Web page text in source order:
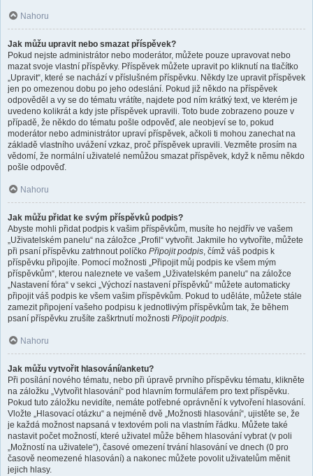
Nahoru
Jak můžu upravit nebo smazat příspěvek?
Pokud nejste administrátor nebo moderátor, můžete pouze upravovat nebo
mazat svoje vlastní příspěvky. Příspěvek můžete upravit po kliknutí na tlačítko
„Upravit“, které se nachází v příslušném příspěvku. Někdy lze upravit příspěvek
jen po omezenou dobu po jeho odeslání. Pokud již někdo na příspěvek
odpověděl a vy se do tématu vrátíte, najdete pod ním krátký text, ve kterém je
uvedeno kolikrát a kdy jste příspěvek upravili. Toto bude zobrazeno pouze v
případě, že někdo do tématu pošle odpověď, ale neobjeví se to, pokud
moderátor nebo administrátor upraví příspěvek, ačkoli ti mohou zanechat na
základě vlastního uvážení vzkaz, proč příspěvek upravili. Vezměte prosím na
vědomí, že normální uživatelé nemůžou smazat příspěvek, když k němu někdo
pošle odpověď.
Nahoru
Jak můžu přidat ke svým příspěvků podpis?
Abyste mohli přidat podpis k vašim příspěvkům, musíte ho nejdřív ve vašem
„Uživatelském panelu“ na záložce „Profil“ vytvořit. Jakmile ho vytvoříte, můžete
při psaní příspěvku zatrhnout políčko Připojit podpis, čímž váš podpis k
příspěvku připojíte. Pomocí možnosti „Připojit můj podpis ke všem mým
příspěvkům“, kterou naleznete ve vašem „Uživatelském panelu“ na záložce
„Nastavení fóra“ v sekci „Výchozí nastavení příspěvků“ můžete automaticky
připojit váš podpis ke všem vašim příspěvkům. Pokud to uděláte, můžete stále
zamezit připojení vašeho podpisu k jednotlivým příspěvkům tak, že během
psaní příspěvku zrušíte zaškrtnutí možnosti Připojit podpis.
Nahoru
Jak můžu vytvořit hlasování/anketu?
Při posílání nového tématu, nebo při úpravě prvního příspěvku tématu, klikněte
na záložku „Vytvořit hlasování“ pod hlavním formulářem pro text příspěvku.
Pokud tuto záložku nevidíte, nemáte potřebné oprávnění k vytvoření hlasování.
Vložte „Hlasovací otázku“ a nejméně dvě „Možnosti hlasování“, ujistěte se, že
je každá možnost napsaná v textovém poli na vlastním řádku. Můžete také
nastavit počet možností, které uživatel může během hlasování vybrat (v poli
„Možností na uživatele“), časové omezení trvání hlasování ve dnech (0 pro
časově neomezené hlasování) a nakonec můžete povolit uživatelům měnit
jejich hlasy.